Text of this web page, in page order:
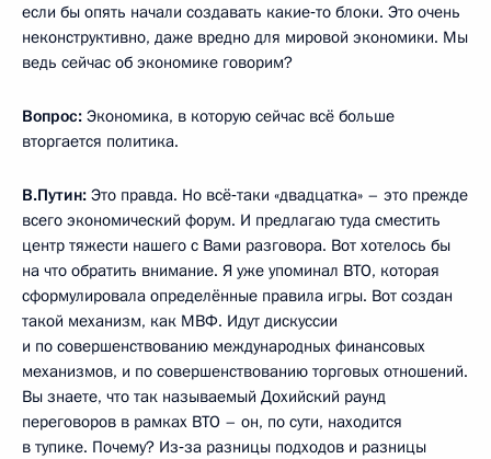
если бы опять начали создавать какие‑то блоки. Это очень
неконструктивно, даже вредно для мировой экономики. Мы
ведь сейчас об экономике говорим?
Вопрос: Экономика, в которую сейчас всё больше
вторгается политика.
В.Путин: Это правда. Но всё‑таки «двадцатка» – это прежде
всего экономический форум. И предлагаю туда сместить
центр тяжести нашего с Вами разговора. Вот хотелось бы
на что обратить внимание. Я уже упоминал ВТО, которая
сформулировала определённые правила игры. Вот создан
такой механизм, как МВФ. Идут дискуссии
и по совершенствованию международных финансовых
механизмов, и по совершенствованию торговых отношений.
Вы знаете, что так называемый Дохийский раунд
переговоров в рамках ВТО – он, по сути, находится
в тупике. Почему? Из‑за разницы подходов и разницы